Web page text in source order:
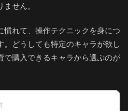
せん。
慣れて、操作テクニックを身につ
。どうしても特定のキャラが欲し
で購入できるキャラから選ぶのが